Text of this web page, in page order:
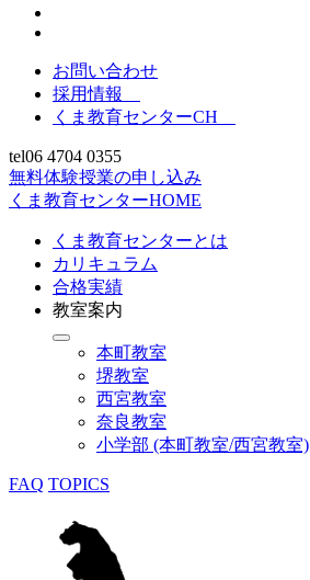
お問い合わせ
採用情報
くま教育センターCH
tel06 4704 0355
無料体験授業の申し込み
くま教育センターHOME
くま教育センターとは
カリキュラム
合格実績
教室案内
本町教室
堺教室
西宮教室
奈良教室
小学部 (本町教室/西宮教室)
FAQ TOPICS